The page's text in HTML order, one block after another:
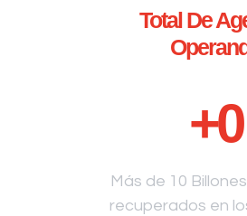
Total De
+0
Más de 10
recuperados en